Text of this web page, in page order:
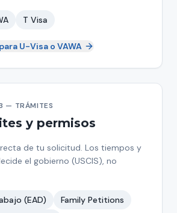
T Visa
U-Visa o VAWA
— TRÁMITES
y permisos
de tu solicitud. Los tiempos y
el gobierno (USCIS), no
(EAD)
Family Petitions